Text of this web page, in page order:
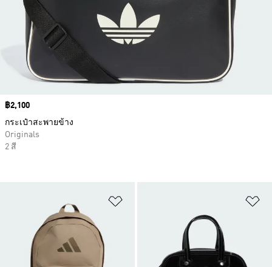
Price
฿2,100
กระเป๋าสะพายข้าง
Originals
2 สี